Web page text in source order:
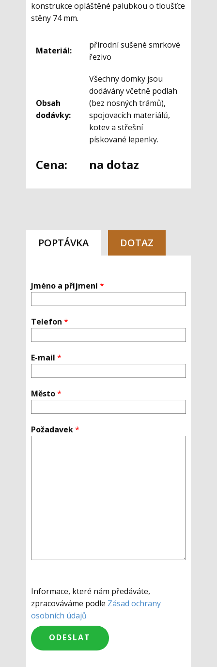
konstrukce opláštěné palubkou o tloušťce
stěny 74 mm.
Materiál:
přírodní sušené smrkové
řezivo
Obsah
dodávky:
Všechny domky jsou
dodávány včetně podlah
(bez nosných trámů),
spojovacích materiálů,
kotev a střešní
pískované lepenky.
Cena: na dotaz
POPTÁVKA DOTAZ
Jméno a příjmení*
Telefon *
E-mail *
Město*
Požadavek*
Informace, které nám předáváte,
zpracováváme podle Zásad ochrany
osobních údajů